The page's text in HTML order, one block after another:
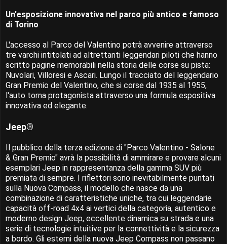
Un'esposizione innovativa nel parco più antico e famoso
di Torino
L'accesso al Parco del Valentino potrà avvenire attraverso
tre varchi intitolati ad altrettanti leggendari piloti che hanno
scritto pagine memorabili nella storia delle corse su pista:
Nuvolari, Villoresi e Ascari. Lungo il tracciato del leggendario
Gran Premio del Valentino, che si corse dal 1935 al 1955,
l'auto torna protagonista attraverso una formula espositiva
innovativa ed elegante.
Jeep®
Il pubblico della terza edizione di "Parco Valentino - Salone
& Gran Premio" avrà la possibilità di ammirare e provare alcuni
esemplari Jeep in rappresentanza della gamma SUV più
premiata di sempre. I riflettori sono inevitabilmente puntati
sulla Nuova Compass, il modello che nasce da una
combinazione di caratteristiche uniche, tra cui leggendarie
capacità off-road 4x4 ai vertici della categoria, autentico e
moderno design Jeep, eccellente dinamica su strada e una
serie di tecnologie intuitive per la connettività e la sicurezza
a bordo. Gli esterni della nuova Jeep Compass non passano